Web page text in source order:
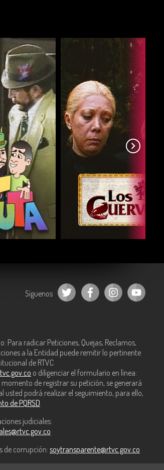
COMPARTIR
Síguenos
Para radicar Peticiones, Quejas, Reclamos,
a la Entidad puede remitir lo pertinente
de RTVC
o diligenciar el formulario en línea:
momento de registrar su petición, se generará
usted podrá realizar el seguimiento, para ello,
de PQRSD
judiciales:
de corrupción:soytransparente@rtvc.gov.co